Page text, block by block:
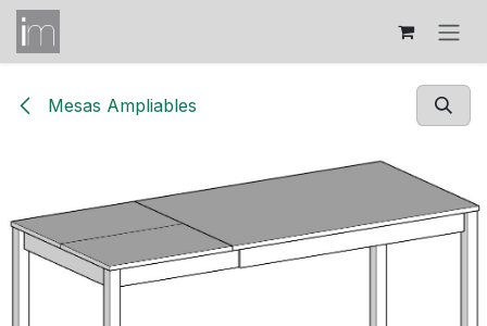
Ir al contenido
Mesas Ampliables